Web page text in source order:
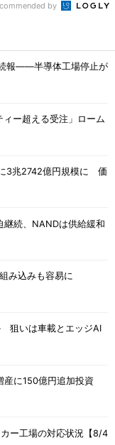
by
報――半導体工場停止が
ー超える受注」ローム
3兆2742億円規模に 価
続、NANDは供給緩和
み込みも容易に
狙いは車載とエッジAI
産に150億円追加投資
ー工場の対応状況【8/4